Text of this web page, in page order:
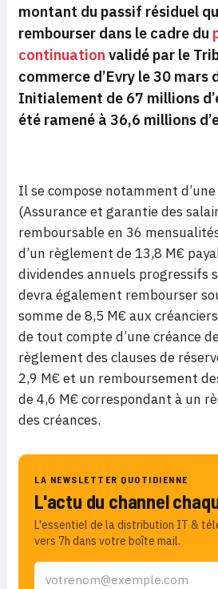
montant du passif résiduel
rembourser dans le cadre du
continuation validé par le
commerce d’Evry le 30 mars
Initialement de 67 millions
été ramené à 36,6 millions
Il se compose notamment d’une
(Assurance et garantie des
remboursable en 36
d’un règlement de 13,8 M€
dividendes annuels progressifs
devra également rembourser
somme de 8,5 M€ aux
de tout compte d’une créance
règlement des clauses de
2,9 M€ et un remboursement
de 4,6 M€ correspondant à un
des créances.
LA NEWSLETTER QUOTIDIENNE
L'actu du channel
L'essentiel de la distribution IT &
vers 7h dans votre boîte mail.